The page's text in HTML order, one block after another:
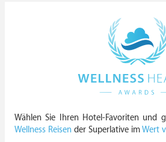
Wählen Sie Ihren Hotel-Favoriten und
Wellness Reisen der Superlative imWert